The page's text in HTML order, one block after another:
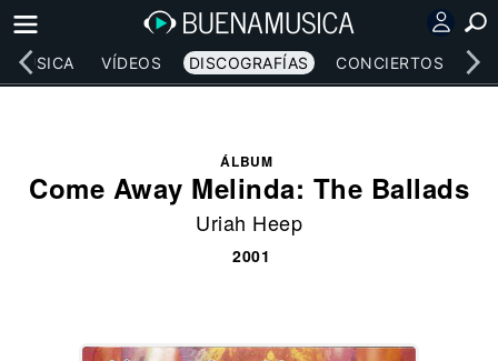
MÚSICA VÍDEOS DISCOGRAFÍAS CONCIERTOS
ÁLBUM
Come Away Melinda: The Ballads
Uriah Heep
2001